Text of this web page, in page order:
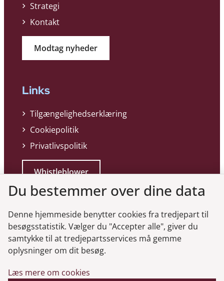
Strategi
Kontakt
Modtag nyheder
Links
Tilgængelighedserklæring
Cookiepolitik
Privatlivspolitik
Whistleblower
Genveje
Gå til virksomhedsregisteret
Du bestemmer over dine data
Denne hjemmeside benytter cookies fra tredjepart til
besøgsstatistik. Vælger du "Accepter alle", giver du
samtykke til at tredjepartsservices må gemme
oplysninger om dit besøg.
Læs mere om cookies